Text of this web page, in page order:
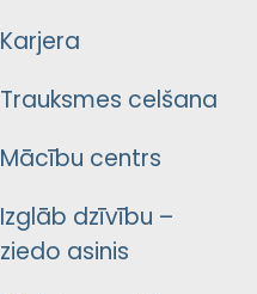
Karjera
Trauksmes celšana
Mācību centrs
Izglāb dzīvību –
ziedo asinis